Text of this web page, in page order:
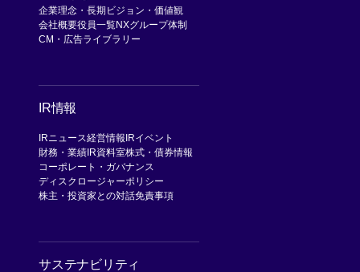
企業理念・長期ビジョン・価値観
会社概要役員一覧NXグループ体制
CM・広告ライブラリー
IR情報
IRニュース経営情報IRイベント
財務・業績IR資料室株式・債券情報
コーポレート・ガバナンス
ディスクロージャーポリシー
株主・投資家との対話免責事項
サステナビリティ